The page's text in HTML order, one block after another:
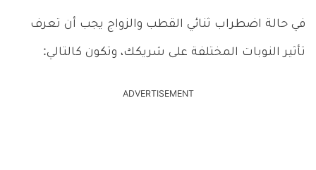
في حالة اضطراب ثنائي القطب والزواج يجب أن تعرف
تأثير النوبات المختلفة على شريكك، وتكون كالتالي:
ADVERTISEMENT